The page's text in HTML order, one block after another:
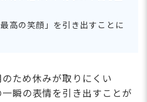
高の笑顔」を引き出すことに
ため休みが取りにくい
瞬の表情を引き出すことが